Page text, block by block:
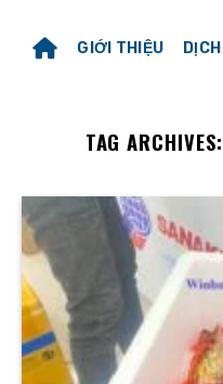
GIỚI THIỆU
TAG ARCHIVES: